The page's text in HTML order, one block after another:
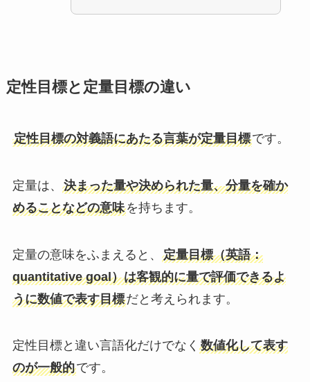
定性目標と定量目標の違い
定性目標の対義語にあたる言葉が定量目標です。
定量は、 決まった量や決められた量、分量を確か
めることなどの意味を持ちます。
定量の意味をふまえると、 定量目標（英語：
quantitative goal）は客観的に量で評価できるよ
うに数値で表す目標だと考えられます。
定性目標と違い言語化だけでなく 数値化して表す
のが一般的です。